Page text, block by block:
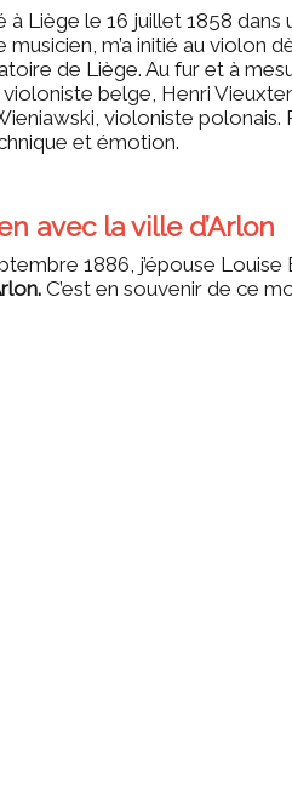
à Liège le 16 juillet 1858
musicien, m’a initié au violon
de Liège. Au fur et à
violoniste belge, Henri
violoniste polonais.
et émotion.
avec la ville d’Arlon
1886, j’épouse Louise
C’est en souvenir de ce